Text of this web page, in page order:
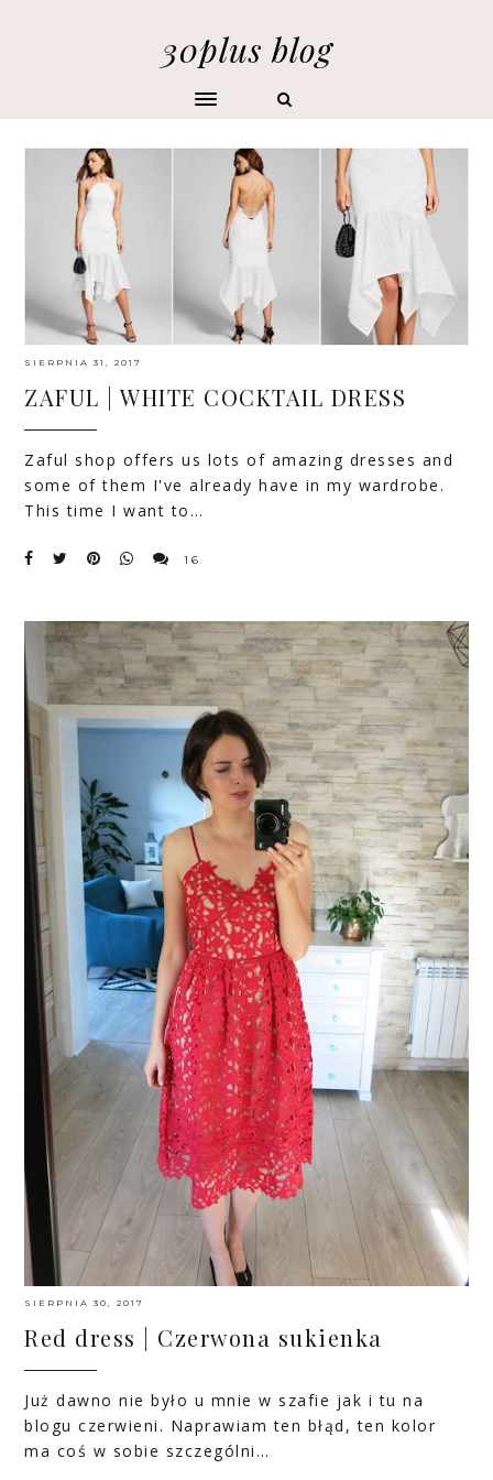
30plus blog
SIERPNIA 31, 2017
ZAFUL | WHITE COCKTAIL DRESS
Zaful shop offers us lots of amazing dresses and
some of them I've already have in my wardrobe.
This time I want to…
16
SIERPNIA 30, 2017
Red dress | Czerwona sukienka
Już dawno nie było u mnie w szafie jak i tu na
blogu czerwieni. Naprawiam ten błąd, ten kolor
ma coś w sobie szczególni…